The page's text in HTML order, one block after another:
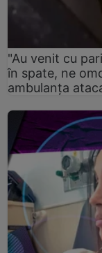
"Au venit cu
în spate, ne
ambulanţa